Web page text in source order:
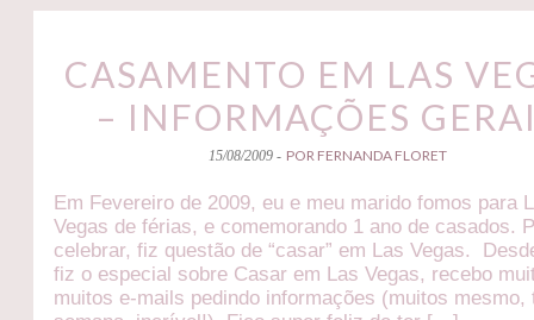
CASAMENTO EM LAS
– INFORMAÇÕES
15/08/2009 - POR FERNANDA FLORET
Em Fevereiro de 2009, eu e meu marido fomos para
Vegas de férias, e comemorando 1 ano de casados.
celebrar, fiz questão de “casar” em Las Vegas.
fiz o especial sobre Casar em Las Vegas, recebo
muitos e-mails pedindo informações (muitos mesmo,